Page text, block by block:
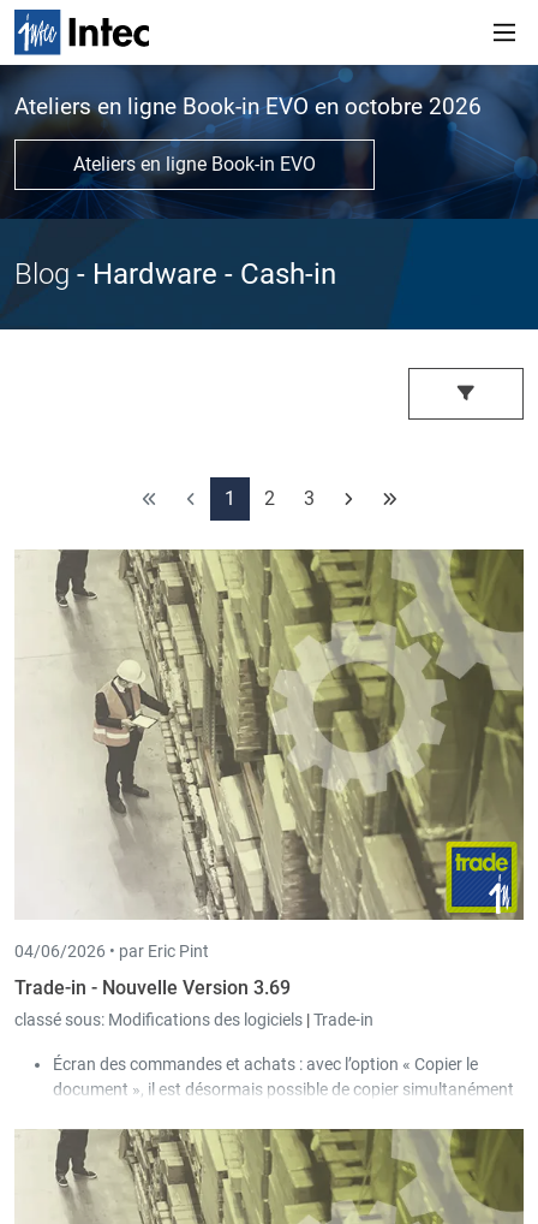
Ateliers en ligne Book-in EVO en octobre 2026
Ateliers en ligne Book-in EVO
Blog - Hardware - Cash-in
1 2 3
04/06/2026 • par Eric Pint
Trade-in - Nouvelle Version 3.69
classé sous: Modifications des logiciels |Trade-in
Écran des commandes et achats : avec l’option « Copier le
document », il est désormais possible de copier simultanément
que l’utilisateur peut filtrer via une sélection.